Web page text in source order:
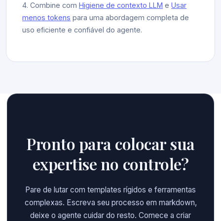
Combine comHigiene de contexto LLM eUsar
menos tokens para uma abordagem completa de
uso eficiente e confiável do agente.
Pronto para colocar sua
expertise no controle?
Pare de lutar com templates rígidos e ferramentas
complexas. Escreva seu processo em markdown,
deixe o agente cuidar do resto. Comece a criar